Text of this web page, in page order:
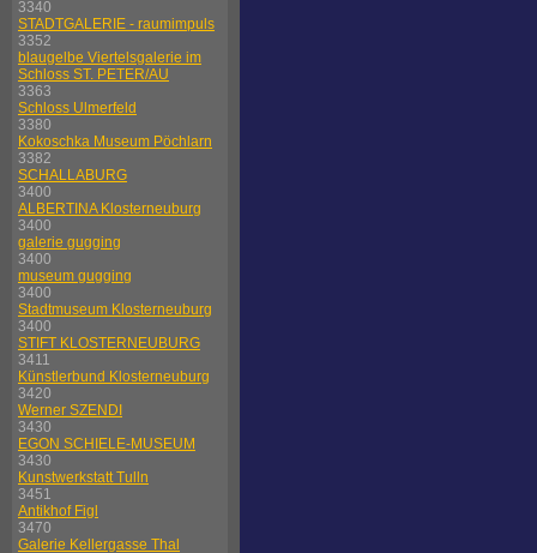
3340
STADTGALERIE - raumimpuls
3352
blaugelbe Viertelsgalerie im
Schloss ST. PETER/AU
3363
Schloss Ulmerfeld
3380
Kokoschka Museum Pöchlarn
3382
SCHALLABURG
3400
ALBERTINA Klosterneuburg
3400
galerie gugging
3400
museum gugging
3400
Stadtmuseum Klosterneuburg
3400
STIFT KLOSTERNEUBURG
3411
Künstlerbund Klosterneuburg
3420
Werner SZENDI
3430
EGON SCHIELE-MUSEUM
3430
Kunstwerkstatt Tulln
3451
Antikhof Figl
3470
Galerie Kellergasse Thal